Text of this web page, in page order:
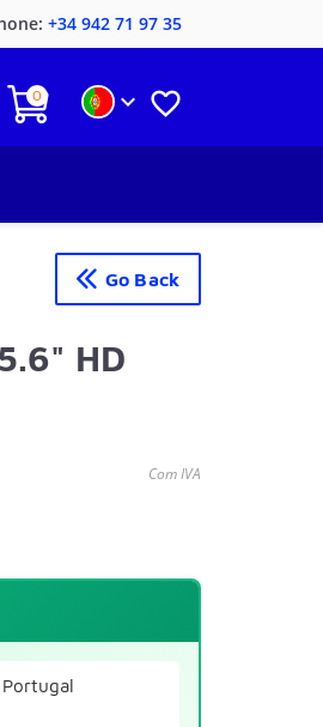
+34 942 71 97 35
0  
Go Back
HD
Com IVA